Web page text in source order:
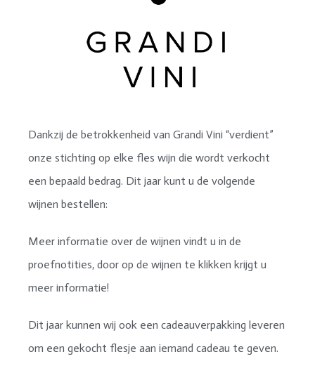
Dankzij de betrokkenheid van Grandi Vini “verdient”
onze stichting op elke fles wijn die wordt verkocht
een bepaald bedrag. Dit jaar kunt u de volgende
wijnen bestellen:
Meer informatie over de wijnen vindt u in de
proefnotities, door op de wijnen te klikken krijgt u
meer informatie!
Dit jaar kunnen wij ook een cadeauverpakking leveren
om een gekocht flesje aan iemand cadeau te geven.